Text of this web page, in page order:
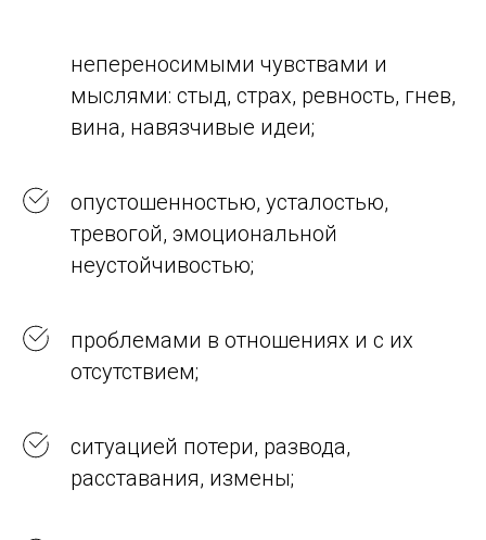
непереносимыми чувствами и
мыслями: стыд, страх, ревность, гнев,
вина, навязчивые идеи;
опустошенностью, усталостью,
тревогой, эмоциональной
неустойчивостью;
проблемами в отношениях и с их
отсутствием;
ситуацией потери, развода,
расставания, измены;